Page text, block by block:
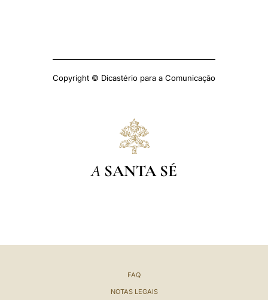
Copyright © Dicastério para a Comunicação
A SANTA SÉ
FAQ
NOTAS LEGAIS